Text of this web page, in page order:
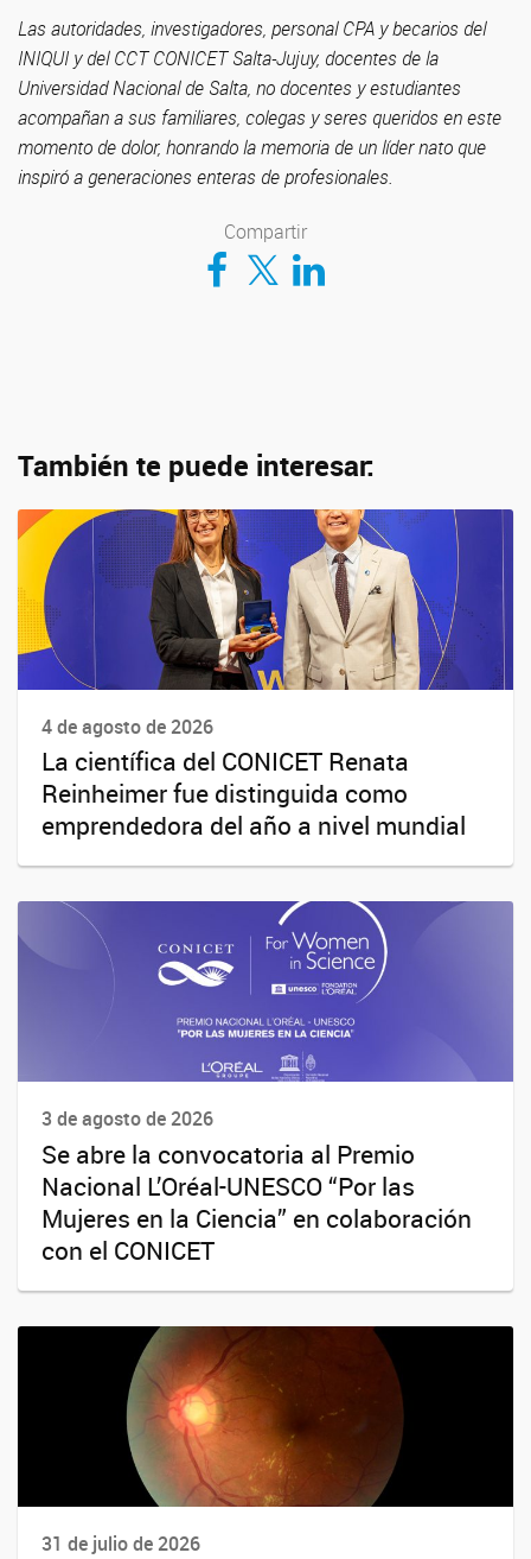
Las autoridades, investigadores, personal CPA y becarios del
INIQUI y del CCT CONICET Salta-Jujuy, docentes de la
Universidad Nacional de Salta, no docentes y estudiantes
acompañan a sus familiares, colegas y seres queridos en este
momento de dolor, honrando la memoria de un líder nato que
inspiró a generaciones enteras de profesionales.
Compartir
Compartir en Facebook
Compartir en TwitterCompartir en LinkedIn
También te puede interesar:
4 de agosto de 2026
La científica del CONICET Renata
Reinheimer fue distinguida como
emprendedora del año a nivel mundial
3 de agosto de 2026
Se abre la convocatoria al Premio
Nacional L’Oréal-UNESCO “Por las
Mujeres en la Ciencia” en colaboración
con el CONICET
31 de julio de 2026